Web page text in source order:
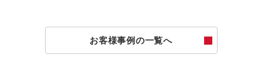
お客様事例の一覧へ